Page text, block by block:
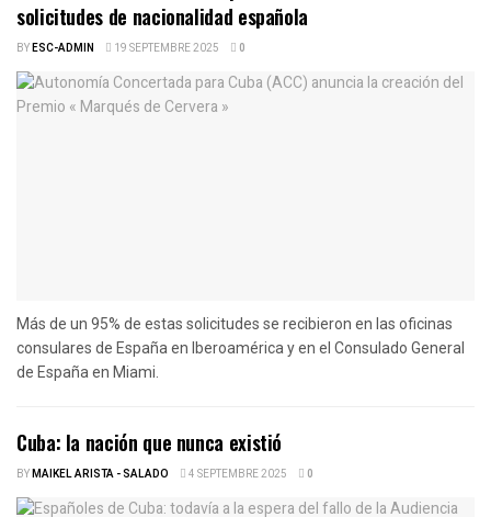
solicitudes de nacionalidad española
BYESC-ADMIN 19 SEPTEMBRE 2025 0
Más de un 95% de estas solicitudes se recibieron en las oficinas
consulares de España en Iberoamérica y en el Consulado General
de España en Miami.
Cuba: la nación que nunca existió
BYMAIKEL ARISTA - SALADO 4 SEPTEMBRE 2025 0